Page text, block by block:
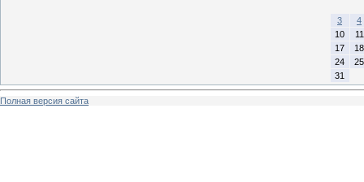
3
4
10
11
17
18
24
25
31
Полная версия сайта